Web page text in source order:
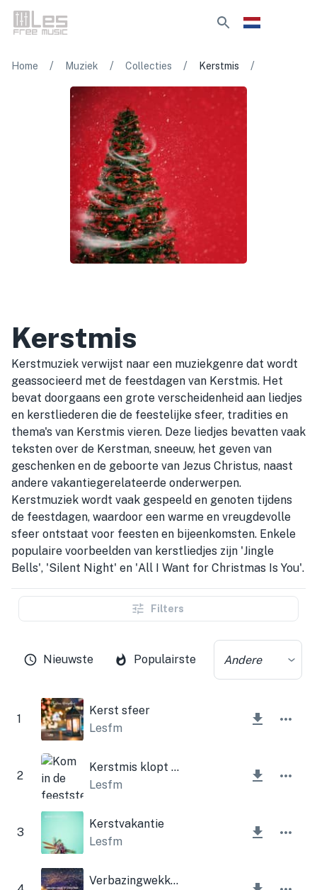
Home / Muziek / Collecties / Kerstmis /
Kerstmis
Kerstmuziek verwijst naar een muziekgenre dat wordt
geassocieerd met de feestdagen van Kerstmis. Het
bevat doorgaans een grote verscheidenheid aan liedjes
en kerstliederen die de feestelijke sfeer, tradities en
thema's van Kerstmis vieren. Deze liedjes bevatten vaak
teksten over de Kerstman, sneeuw, het geven van
geschenken en de geboorte van Jezus Christus, naast
andere vakantiegerelateerde onderwerpen.
Kerstmuziek wordt vaak gespeeld en genoten tijdens
de feestdagen, waardoor een warme en vreugdevolle
sfeer ontstaat voor feesten en bijeenkomsten. Enkele
populaire voorbeelden van kerstliedjes zijn 'Jingle
Bells', 'Silent Night' en 'All I Want for Christmas Is You'.
Filters
Nieuwste Populairste Andere
1
Kerst sfeer
Lesfm
2
Kerstmis klopt aan de deur
Lesfm
3
Kerstvakantie
Lesfm
Verbazingwekkende gratie van Kerstmis